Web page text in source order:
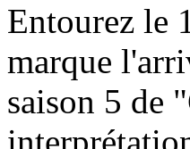
Entourez le
marque
saison 5 de